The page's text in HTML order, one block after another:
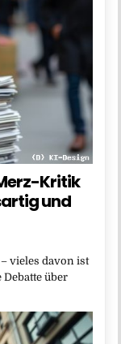
Kritik
und
vieles davon ist
über